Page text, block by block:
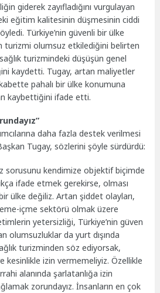
giderek zayıfladığını vurgulayan
eğitim kalitesinin düşmesinin ciddi
Türkiye’nin güvenli bir ülke
turizmi olumsuz etkilediğini belirten
turizmindeki düşüşün genel
kaydetti. Tugay, artan maliyetler
pahalı bir ülke konumuna
kaybettiğini ifade etti.
daha fazla destek verilmesi
Tugay, sözlerini şöyle sürdürdü:
sorusunu kendimize objektif biçimde
ifade etmek gerekirse, olması
ülke değiliz. Artan şiddet olayları,
içme sektörü olmak üzere
yetersizliği, Türkiye’nin güven
olumsuzluklar da yurt dışında
turizminden söz ediyorsak,
kesinlikle izin vermemeliyiz. Özellikle
alanında şarlatanlığa izin
zorundayız. İnsanların en çok